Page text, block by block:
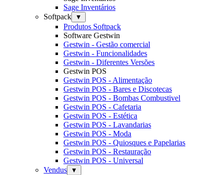
Sage Inventários
Softpack
▼
Produtos Softpack
Software Gestwin
Gestwin - Gestão comercial
Gestwin - Funcionalidades
Gestwin - Diferentes Versões
Gestwin POS
Gestwin POS - Alimentação
Gestwin POS - Bares e Discotecas
Gestwin POS - Bombas Combustivel
Gestwin POS - Cafetaria
Gestwin POS - Estética
Gestwin POS - Lavandarias
Gestwin POS - Moda
Gestwin POS - Quiosques e Papelarias
Gestwin POS - Restauração
Gestwin POS - Universal
Vendus
▼